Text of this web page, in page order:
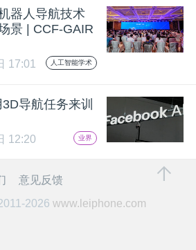
器人导航技术
景 | CCF-GAIR
17:01 人工智能学术
导航任务来训
12:20 业界
意见反馈
2026 www.leiphone.com